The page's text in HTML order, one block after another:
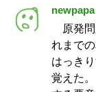
newpapa
原発問
れまで
はっき
覚えた